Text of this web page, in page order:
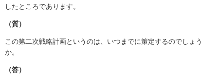
したところであります。
（質）
この第二次戦略計画というのは、いつまでに策定するのでしょう
か。
（答）